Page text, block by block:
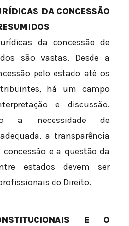
DA CONCESSÃO
da concessão de
são vastas. Desde a
pelo estado até os
há um campo
e discussão.
a necessidade de
a transparência
e a questão da
estados devem ser
do Direito.
E O